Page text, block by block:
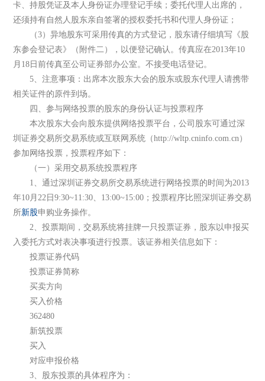
卡、持股凭证及本人身份证办理登记手续；委托代理人出席的，
还须持有自然人股东亲自签署的授权委托书和代理人身份证；
（3）异地股东可采用传真的方式登记，股东请仔细填写《股
东参会登记表》（附件二），以便登记确认。传真应在2013年10
月18日前传真至公司证券部办公室。不接受电话登记。
5、注意事项：出席本次股东大会的股东或股东代理人请携带
相关证件的原件到场。
四、参与网络投票的股东的身份认证与投票程序
本次股东大会向股东提供网络投票平台，公司股东可通过深
圳证券交易所交易系统或互联网系统（http://wltp.cninfo.com.cn）
参加网络投票，投票程序如下：
（一）采用交易系统投票程序
1、通过深圳证券交易所交易系统进行网络投票的时间为2013
年10月22日9:30~11:30、13:00~15:00；投票程序比照深圳证券交易
所新股申购业务操作。
2、投票期间，交易系统将挂牌一只投票证券，股东以申报买
入委托方式对表决事项进行投票。该证券相关信息如下：
投票证券代码
投票证券简称
买卖方向
买入价格
362480
新筑投票
买入
对应申报价格
3、股东投票的具体程序为：